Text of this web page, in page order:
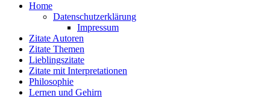
Home
Datenschutzerklärung
Impressum
Zitate Autoren
Zitate Themen
Lieblingszitate
Zitate mit Interpretationen
Philosophie
Lernen und Gehirn